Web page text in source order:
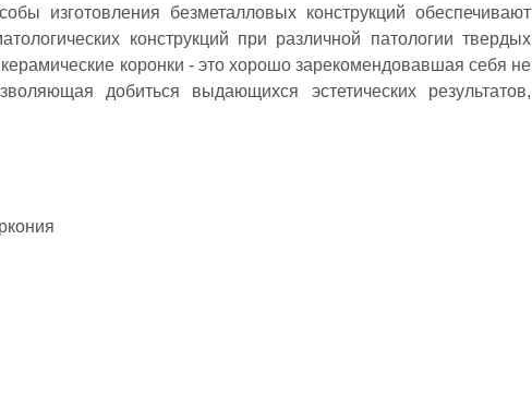
изготовления безметалловых конструкций обеспечивают
конструкций при различной патологии твердых
коронки - это хорошо зарекомендовавшая себя не
добиться выдающихся эстетических результатов,